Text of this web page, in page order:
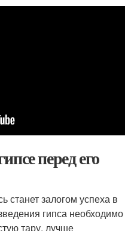
перед его
станет залогом успеха в
гипса необходимо
тару, лучше